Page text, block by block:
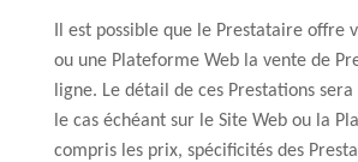
Il est possible que le Prestataire offre
ou une Plateforme Web la vente de
ligne. Le détail de ces Prestations
le cas échéant sur le Site Web ou la
compris les prix, spécificités des